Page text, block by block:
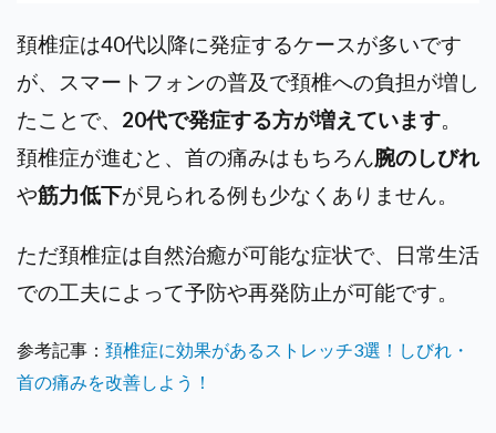
頚椎症は40代以降に発症するケースが多いです
が、スマートフォンの普及で頚椎への負担が増し
たことで、 20代で発症する方が増えています。
頚椎症が進むと、首の痛みはもちろん腕のしびれ
や筋力低下が見られる例も少なくありません。
ただ頚椎症は自然治癒が可能な症状で、日常生活
での工夫によって予防や再発防止が可能です。
参考記事： 頚椎症に効果があるストレッチ3選！しびれ・
首の痛みを改善しよう！